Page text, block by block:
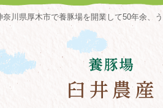
奈川県厚木市で養豚場を開業して50年余、